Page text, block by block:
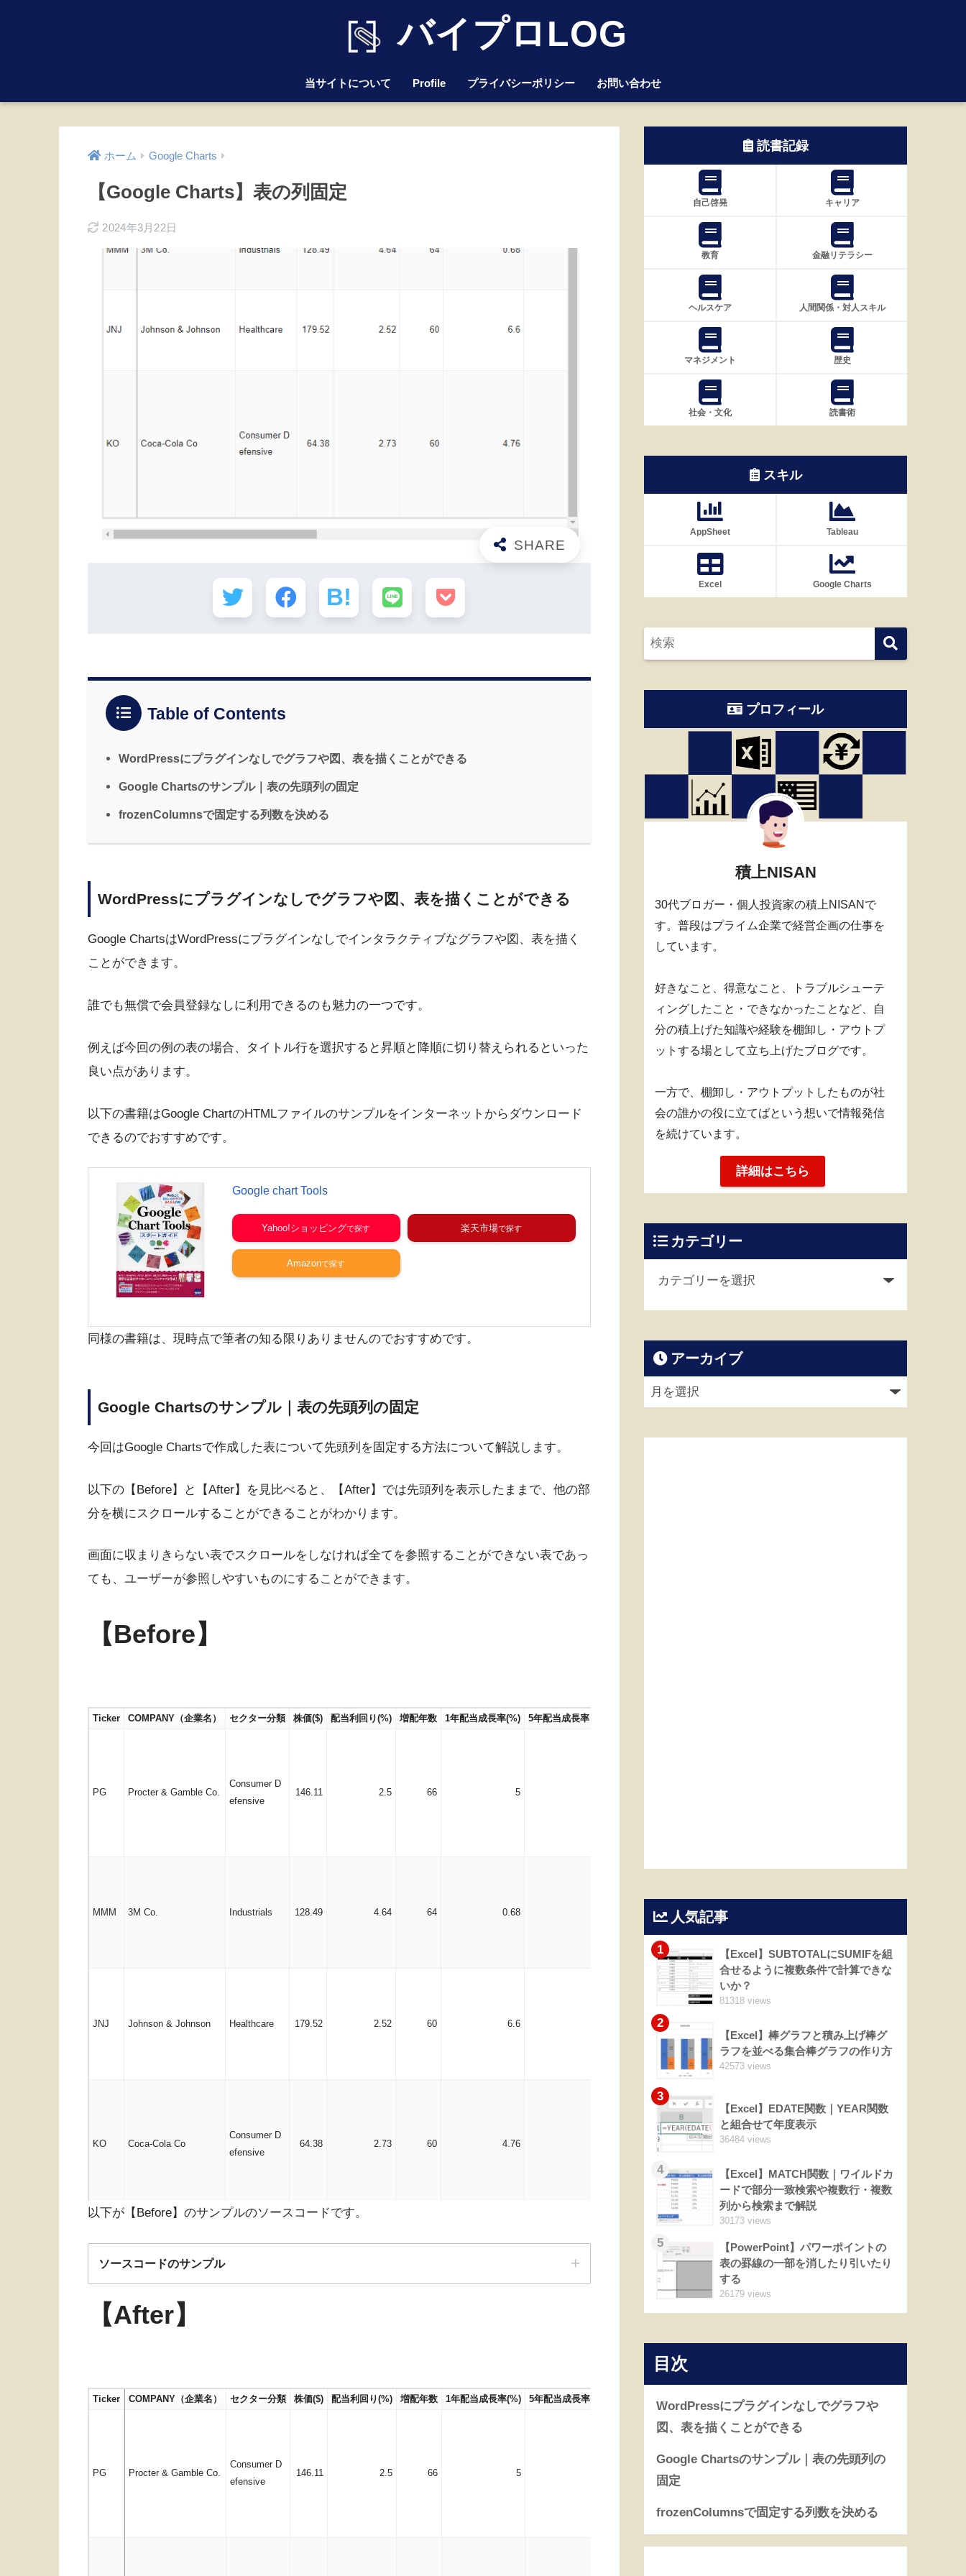
バイプロLOG
当サイトについて Profile プライバシーポリシー お問い合わせ
ホーム Google Charts
【Google Charts】表の列固定
2024年3月22日
Table of Contents
WordPressにプラグインなしでグラフや図、表を描くことができる
Google Chartsのサンプル｜表の先頭列の固定
frozenColumnsで固定する列数を決める
WordPressにプラグインなしでグラフや図、表を描くことができる
Google ChartsはWordPressにプラグインなしでインタラクティブなグラフや図、表を描く
ことができます。
誰でも無償で会員登録なしに利用できるのも魅力の一つです。
例えば今回の例の表の場合、タイトル行を選択すると昇順と降順に切り替えられるといった
良い点があります。
以下の書籍はGoogle ChartのHTMLファイルのサンプルをインターネットからダウンロード
できるのでおすすめです。
Google chart Tools
Yahoo!ショッピング 楽天市場
Amazon
同様の書籍は、現時点で筆者の知る限りありませんのでおすすめです。
Google Chartsのサンプル｜表の先頭列の固定
今回はGoogle Chartsで作成した表について先頭列を固定する方法について解説します。
以下の【Before】と【After】を見比べると、【After】では先頭列を表示したままで、他の部
分を横にスクロールすることができることがわかります。
画面に収まりきらない表でスクロールをしなければ全てを参照することができない表であっ
ても、ユーザーが参照しやすいものにすることができます。
【Before】
Ticker COMPANY（企業名） セクター分類 株価($) 配当利回り(%) 増配年数 1年配当成長率(%) 5年配当成長率 (年率)(%)
PG Procter & Gamble Co.
Consumer D
efensive
146.11 2.5 66 5
MMM 3M Co. Industrials 128.49 4.64 64 0.68 5.94
JNJ Johnson & Johnson Healthcare 179.52 2.52 60 6.6 4.27
KO Coca-Cola Co
Consumer D
efensive
64.38 2.73 60 4.76 1.7 279,089
以下が【Before】のサンプルのソースコードです。
ソースコードのサンプル
【After】
Ticker COMPANY（企業名） セクター分類 株価($) 配当利回り(%) 増配年数 1年配当成長率(%) 5年配当成長率 (年率)(%) DPS (TTM)($) 時価総額 ($M) 実績PER 配当性向(%)
PG Procter & Gamble Co.
Consumer D
efensive
146.11 2.5 66 5
読書記録
自己啓発 キャリア
教育 金融リテラシー
ヘルスケア 人間関係・対人スキル
マネジメント 歴史
社会・文化 読書術
スキル
AppSheet Tableau
Excel Google Charts
プロフィール
積上NISAN
30代ブロガー・個人投資家の積上NISANで
す。普段はプライム企業で経営企画の仕事を
しています。
好きなこと、得意なこと、トラブルシューテ
ィングしたこと・できなかったことなど、自
分の積上げた知識や経験を棚卸し・アウトプ
ットする場として立ち上げたブログです。
一方で、棚卸し・アウトプットしたものが社
会の誰かの役に立てばという想いで情報発信
を続けています。
詳細はこちら
カテゴリー
アーカイブ
人気記事
1
【Excel】SUBTOTALにSUMIFを組
合せるように複数条件で計算できな
いか？
81318 views
2
【Excel】棒グラフと積み上げ棒グ
ラフを並べる集合棒グラフの作り方
42573 views
3
【Excel】EDATE関数｜YEAR関数
と組合せて年度表示
36484 views
4
【Excel】MATCH関数｜ワイルドカ
ードで部分一致検索や複数行・複数
列から検索まで解説
30173 views
5
【PowerPoint】パワーポイントの
表の罫線の一部を消したり引いたり
する
26179 views
目次
WordPressにプラグインなしでグラフや
図、表を描くことができる
Google Chartsのサンプル｜表の先頭列の
固定
frozenColumnsで固定する列数を決める